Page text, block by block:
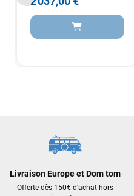
Livraison Europe et Dom tom
Offerte dès 150€ d'achat hors
François
J’ai commandé un pack via
professionnalisme et sa
Sébastien BACHELIER
Cela faisait 6 mois que je